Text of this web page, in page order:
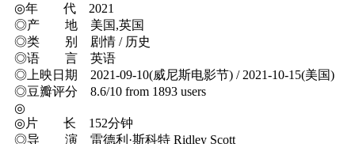
◎年 代 2021
◎产 地 美国,英国
◎类 别 剧情 / 历史
◎语 言 英语
◎上映日期 2021-09-10(威尼斯电影节) / 2021-10-15(美国)
◎豆瓣评分 8.6/10 from 1893 users
◎
◎片 长 152分钟
◎导 演 雷德利·斯科特 Ridley Scott